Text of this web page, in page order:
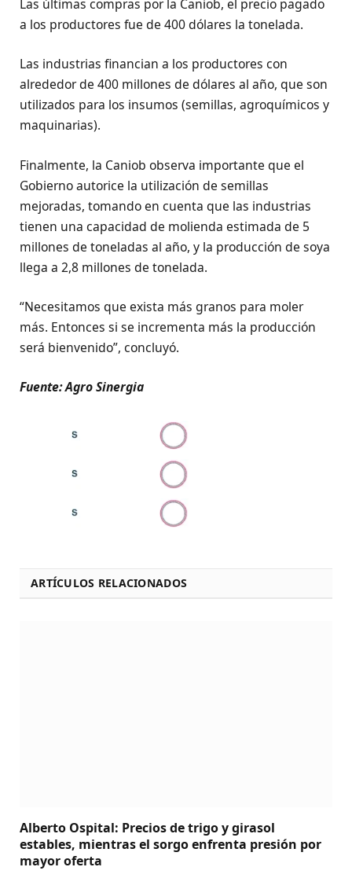
Las últimas compras por la Caniob, el precio pagado
a los productores fue de 400 dólares la tonelada.
Las industrias financian a los productores con
alrededor de 400 millones de dólares al año, que son
utilizados para los insumos (semillas, agroquímicos y
maquinarias).
Finalmente, la Caniob observa importante que el
Gobierno autorice la utilización de semillas
mejoradas, tomando en cuenta que las industrias
tienen una capacidad de molienda estimada de 5
millones de toneladas al año, y la producción de soya
llega a 2,8 millones de tonelada.
“Necesitamos que exista más granos para moler
más. Entonces si se incrementa más la producción
será bienvenido”, concluyó.
Fuente: Agro Sinergia
ARTÍCULOS RELACIONADOS
Alberto Ospital: Precios de trigo y girasol
estables, mientras el sorgo enfrenta presión por
mayor oferta